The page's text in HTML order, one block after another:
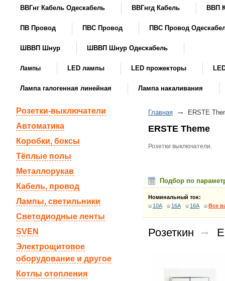
ВВГнг Кабель Одескабель ВВГнгд Кабель ВВП
ПВ Провод ПВС Провод ПВС Провод
ШВВП Шнур ШВВП Шнур Одескабель
Лампы LED лампы LED прожекторы
Лампа галогенная линейная Лампа накаливания
Главная ERSTE
ERSTE Theme
Розетки выключатели.
Подбор по
Номинальный ток:
10A
16A 16A Все
Розеткин
Розетки-выключатели
Автоматика
Коробки, боксы
Тёплые полы
Металлорукав
Кабель, провод
Лампы, светильники
Светодиодные ленты
SVEN
Электрощитовое
оборудование и другое
Котлы отопления